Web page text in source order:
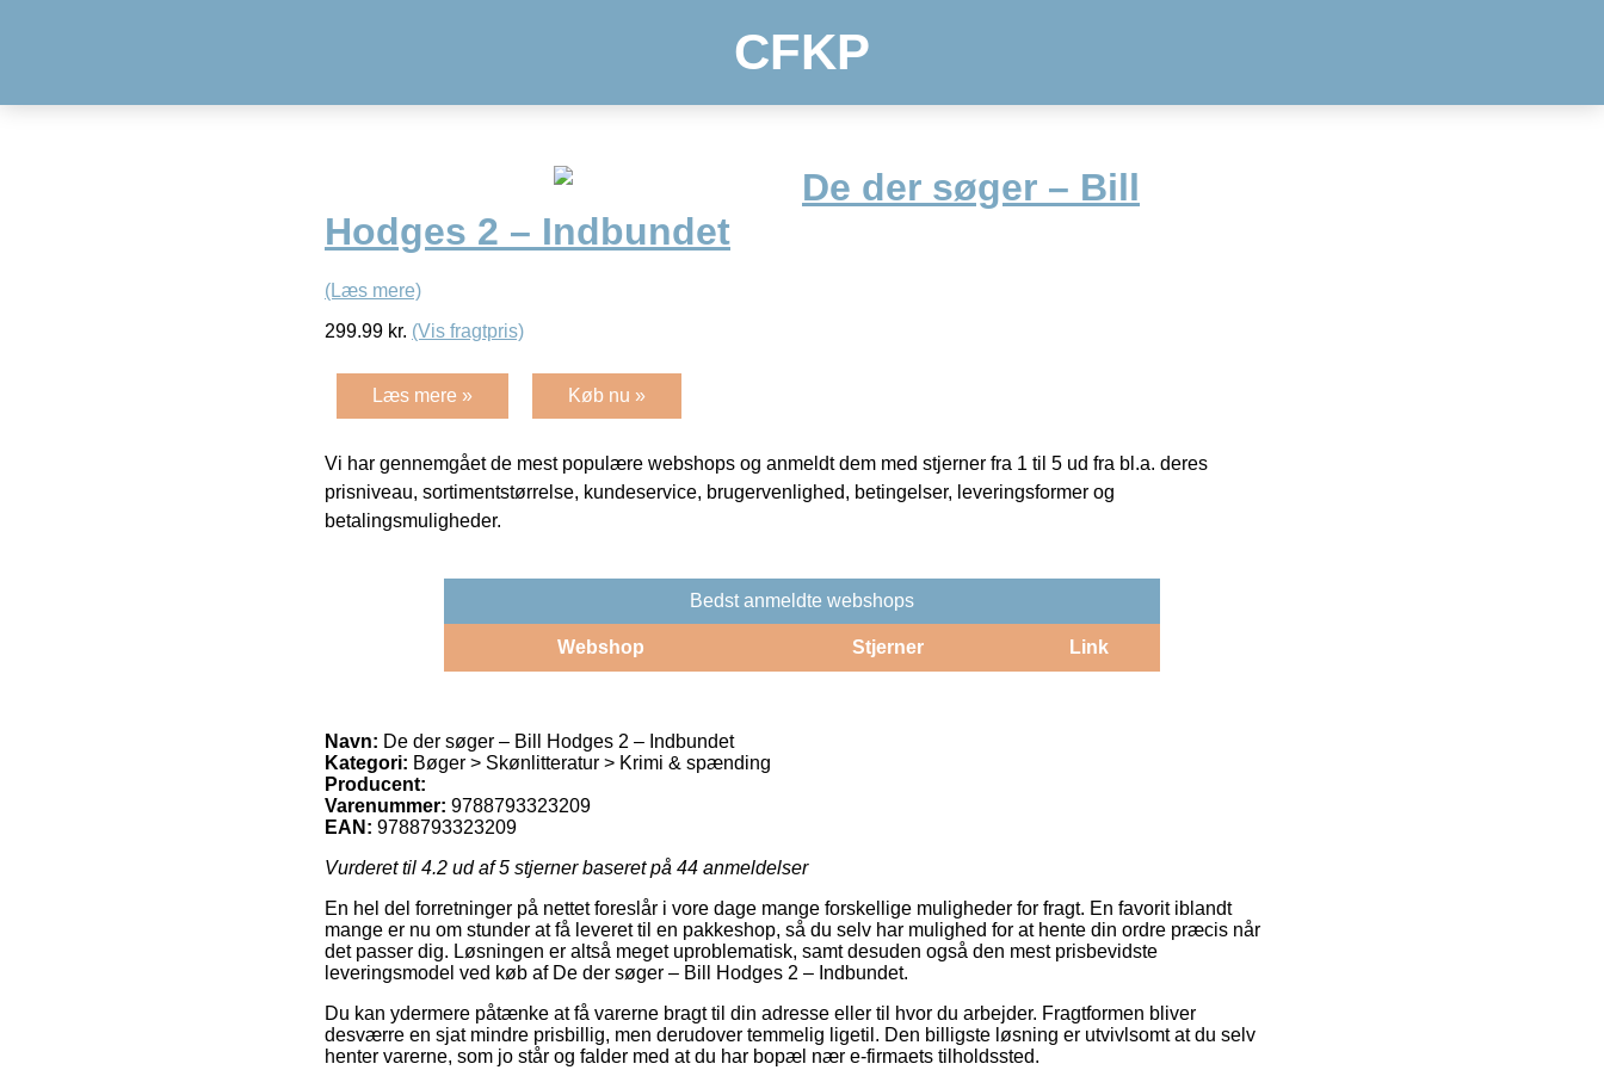
CFKP
De der søger – Bill
Hodges 2 – Indbundet
(Læs mere)
299.99 kr. (Vis fragtpris)
Læs mere » Køb nu »
Vi har gennemgået de mest populære webshops og anmeldt dem med stjerner fra 1 til 5 ud fra bl.a. deres
prisniveau, sortimentstørrelse, kundeservice, brugervenlighed, betingelser, leveringsformer og
betalingsmuligheder.
Bedst anmeldte webshops
Webshop Stjerner Link
Navn: De der søger – Bill Hodges 2 – Indbundet
Kategori: Bøger > Skønlitteratur > Krimi & spænding
Producent:
Varenummer: 9788793323209
EAN: 9788793323209
Vurderet til 4.2 ud af 5 stjerner baseret på 44 anmeldelser
En hel del forretninger på nettet foreslår i vore dage mange forskellige muligheder for fragt. En favorit iblandt
mange er nu om stunder at få leveret til en pakkeshop, så du selv har mulighed for at hente din ordre præcis når
det passer dig. Løsningen er altså meget uproblematisk, samt desuden også den mest prisbevidste
leveringsmodel ved køb af De der søger – Bill Hodges 2 – Indbundet.
Du kan ydermere påtænke at få varerne bragt til din adresse eller til hvor du arbejder. Fragtformen bliver
desværre en sjat mindre prisbillig, men derudover temmelig ligetil. Den billigste løsning er utvivlsomt at du selv
henter varerne, som jo står og falder med at du har bopæl nær e-firmaets tilholdssted.